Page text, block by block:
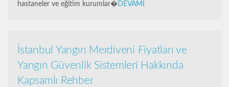
hastaneler ve eğitim kurumlar�DEVAMI
İstanbul Yangın Merdiveni Fiyatları ve
Yangın Güvenlik Sistemleri Hakkında
Kapsamlı Rehber